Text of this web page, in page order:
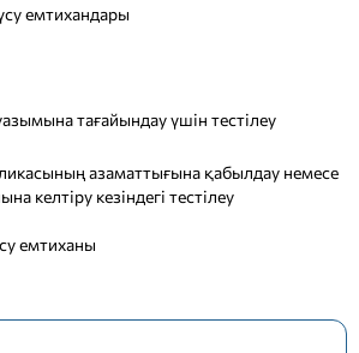
емтихандары
тағайындау үшін тестілеу
азаматтығына қабылдау немесе
келтіру кезіндегі тестілеу
емтиханы